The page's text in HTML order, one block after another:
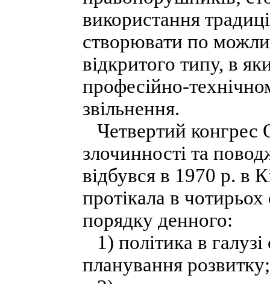
використання
створювати по
відкритого типу, в
професійно-
звільнення.
Четвертий
злочинності та
відбувся в 1970 р. в
протікала в чотирьох
порядку денного:
1) політика в
планування розвитку;